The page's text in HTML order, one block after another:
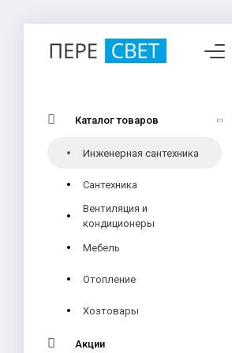
Каталог товаров
Инженерная сантехника
Сантехника
Вентиляция и
кондиционеры
Мебель
Отопление
Хозтовары
Акции